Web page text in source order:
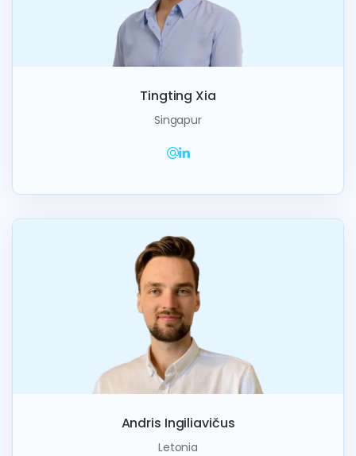
Tingting Xia
Singapur
Andris Ingiliavičus
Letonia